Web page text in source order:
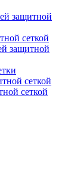
защитной
сеткой
защитной
сеткой
сеткой